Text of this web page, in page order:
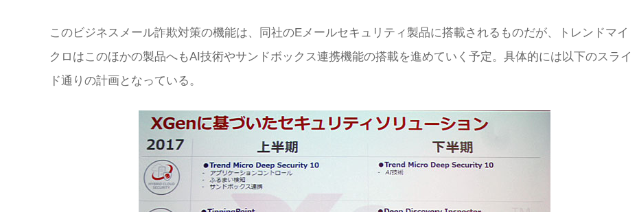
このビジネスメール詐欺対策の機能は、同社のEメールセキュリティ製品に搭載されるものだが、トレンドマイ
クロはこのほかの製品へもAI技術やサンドボックス連携機能の搭載を進めていく予定。具体的には以下のスライ
ド通りの計画となっている。